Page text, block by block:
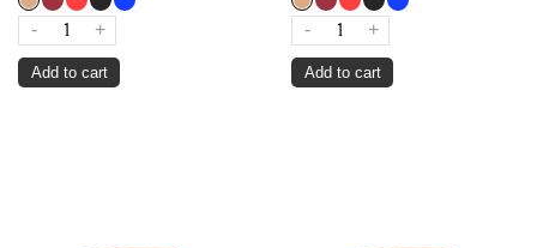
- +
Add to cart
- +
Add to cart